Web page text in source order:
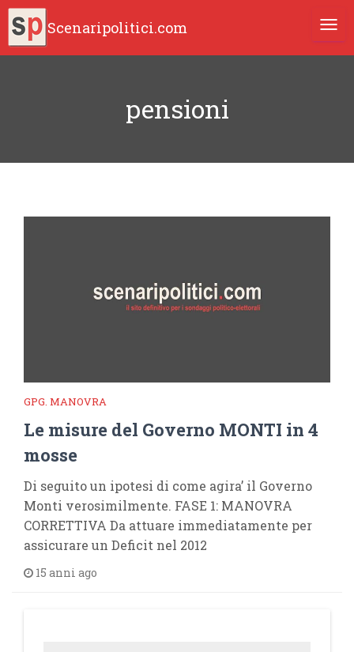
Scenaripolitici.com
pensioni
GPG. MANOVRA
Le misure del Governo MONTI in 4
mosse
Di seguito un ipotesi di come agira’ il Governo
Monti verosimilmente. FASE 1: MANOVRA
CORRETTIVA Da attuare immediatamente per
assicurare un Deficit nel 2012
15 anni ago